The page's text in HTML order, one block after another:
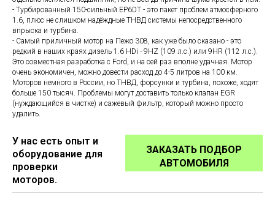
- Турбированный 150-сильный EP6DT - это пакет проблем атмосферного
1.6, плюс не слишком надёждные ТНВД системы непосредственного
впрыска и турбина.
- Самый приличный мотор на Пежо 308, как уже было сказано - это
редкий в наших краях дизель 1.6 HDi - 9HZ (109 л.с.) или 9HR (112 л.с.).
Это совместная разработка с Ford, и на сей раз вполне удачная. Мотор
очень экономичен, можно довести расход до 4-5 литров на 100 км.
Моторов немного в России, но ТНВД, форсунки и турбина, похоже, ходят
больше 150 тысяч. Проблемы могут доставить только клапан EGR
(нуждающийся в чистке) и сажевый фильтр, который можно просто
удалить.
У нас есть опыт и
оборудование для
проверки
моторов.
ЗАКАЗАТЬ ПОДБОР
АВТОМОБИЛЯ